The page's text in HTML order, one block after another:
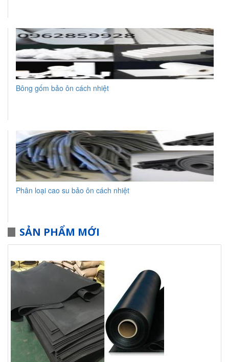
Bông gốm bảo ôn cách nhiệt
Phân loại cao su bảo ôn cách nhiệt
SẢN PHẨM MỚI